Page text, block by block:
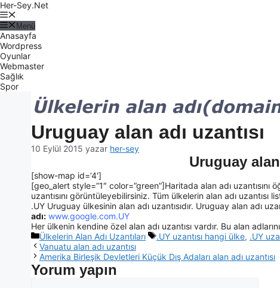
Her-Sey.Net
Menü
Anasayfa
Wordpress
Oyunlar
Webmaster
Sağlık
Spor
Uruguay alan adı uzantısı
10 Eylül 2015 yazar her-sey
Uruguay alan
[show-map id=’4′]
[geo_alert style=”1″ color=”green”]Haritada alan adı
uzantısını görüntüleyebilirsiniz. Tüm ülkelerin alan adı uzantısı
.UY Uruguay ülkesinin alan adı uzantısıdır. Uruguay alan adı
adı: www.google.com.UY
Her ülkenin kendine özel alan adı uzantısı vardır. Bu alan
Ülkelerin Alan Adı Uzantıları
.UY uzantısı hangi ülke, .UY
Vanuatu alan adı uzantısı
Amerika Birleşik Devletleri Küçük Dış Adaları alan adı uzantısı
Yorum yapın